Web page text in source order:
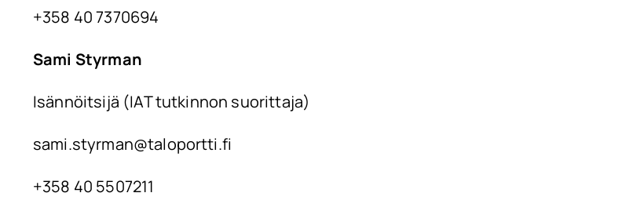
+358 40 7370694
Sami Styrman
Isännöitsijä (IAT tutkinnon suorittaja)
sami.styrman@taloportti.fi
+358 40 5507211